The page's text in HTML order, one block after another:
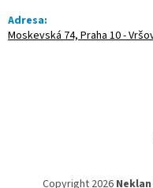
Adresa:
Moskevská 74, Praha 10 -
Copyright 2026